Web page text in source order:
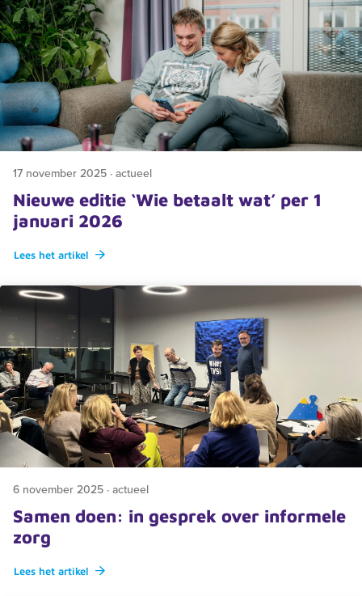
17 november 2025 · actueel
Nieuwe editie ‘Wie betaalt wat’ per 1
januari 2026
Lees het artikel
6 november 2025 · actueel
Samen doen: in gesprek over informele
zorg
Lees het artikel